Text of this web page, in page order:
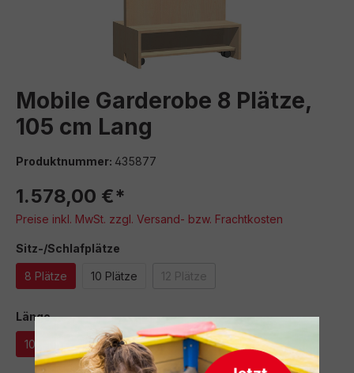
Mobile Garderobe 8 Plätze,
105 cm Lang
Produktnummer: 435877
1.578,00 €*
Preise inkl. MwSt. zzgl. Versand- bzw. Frachtkosten
Sitz-/Schlafplätze
8 Plätze 10 Plätze 12 Plätze(Diese Option ist zurzeit nicht
Längeauswählen
105 cm 125 cm(Diese Option ist zurzeit nicht verfügbar.)